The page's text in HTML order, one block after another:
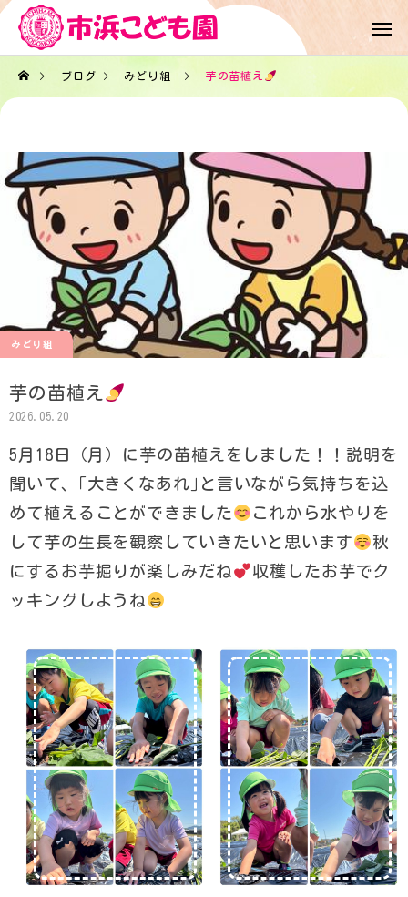
ブログ みどり組 芋の苗植え
みどり組
芋の苗植え
2026.05.20
5月18日（月）に芋の苗植えをしました！！説明を
聞いて、｢大きくなあれ｣と言いながら気持ちを込
めて植えることができました
これから水やりを
して芋の生長を観察していきたいと思います
秋
にするお芋掘りが楽しみだね
︎収穫したお芋でク
ッキングしようね